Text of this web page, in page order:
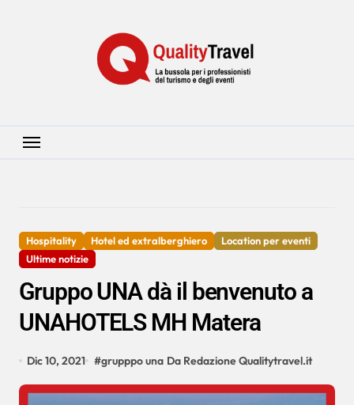
Hospitality Hotel ed extralberghiero
Location per eventi
Ultime notizie
Gruppo UNA dà il benvenuto a
UNAHOTELS MH Matera
Dic 10, 2021 #grupppo una Da Redazione Qualitytravel.it